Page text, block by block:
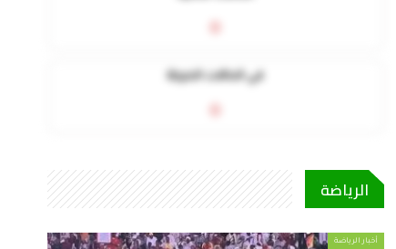
في الحالات الحرجة
الرياضة
أخبار الرياضة